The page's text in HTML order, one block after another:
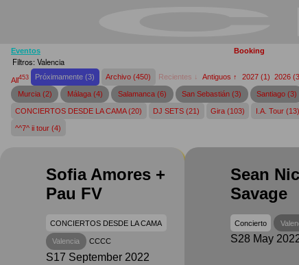
Eventos Booking
Filtros: Valencia
All453 Próximamente (3) Archivo (450) Recientes ↓ Antiguos ↑ 2027(1) 2026
Murcia (2) Málaga (4) Salamanca (6) San Sebastián (3) Santiago (3)
CONCIERTOS DESDE LA CAMA (20) DJ SETS (21) Gira (103) I.A. Tour (13)
^^7^ ii tour (4)
Sofia Amores +
Pau FV
CONCIERTOS DESDE LA CAMA
Valencia CCCC
S17 September 2022
Sean
Savage
Concierto
S28 May